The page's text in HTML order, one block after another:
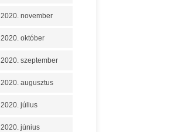
2020. november
2020. október
2020. szeptember
2020. augusztus
2020. július
2020. június